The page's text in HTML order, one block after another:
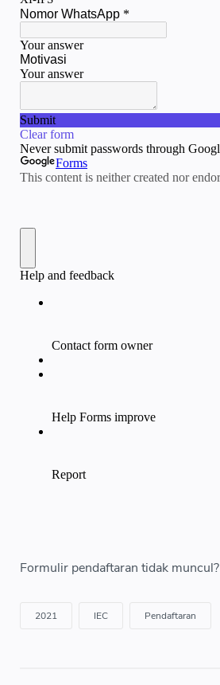
Formulir pendaftaran tidak muncul?
2021 IEC Pendaftaran